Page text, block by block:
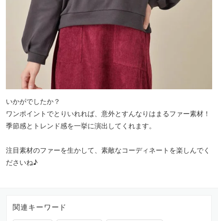
いかがでしたか？
ワンポイントでとりいれれば、意外とすんなりはまるファー素材！
季節感とトレンド感を一挙に演出してくれます。
注目素材のファーを生かして、素敵なコーディネートを楽しんでく
ださいね♪
関連キーワード